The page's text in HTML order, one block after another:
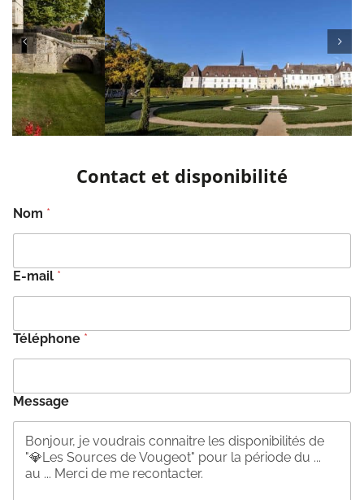
Contact et disponibilité
Nom *
E-mail *
Téléphone *
Message